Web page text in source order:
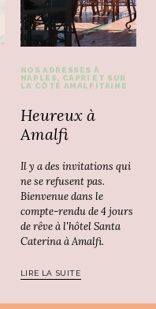
NOS ADRESSES À
NAPLES, CAPRI ET SUR
LA CÔTE AMALFITAINE
Heureux à
Amalfi
Il y a des invitations qui
ne se refusent pas.
Bienvenue dans le
compte-rendu de 4 jours
de rêve à l'hôtel Santa
Caterina à Amalfi.
LIRE LA SUITE